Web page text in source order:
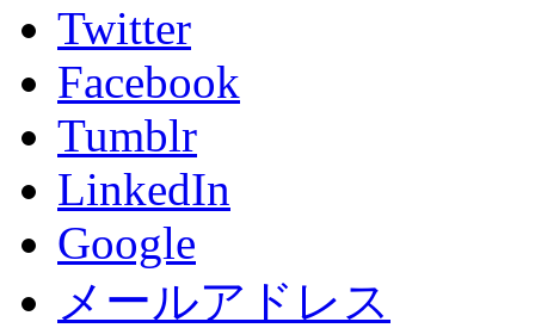
Twitter
Facebook
Tumblr
LinkedIn
Google
メールアドレス